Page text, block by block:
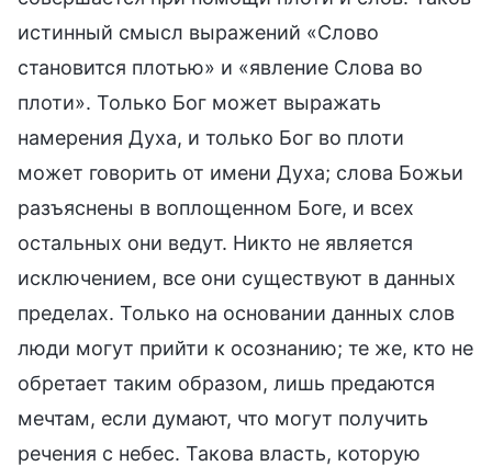
истинный смысл выражений «Слово
становится плотью» и «явление Слова во
плоти». Только Бог может выражать
намерения Духа, и только Бог во плоти
может говорить от имени Духа; слова Божьи
разъяснены в воплощенном Боге, и всех
остальных они ведут. Никто не является
исключением, все они существуют в данных
пределах. Только на основании данных слов
люди могут прийти к осознанию; те же, кто не
обретает таким образом, лишь предаются
мечтам, если думают, что могут получить
речения с небес. Такова власть, которую